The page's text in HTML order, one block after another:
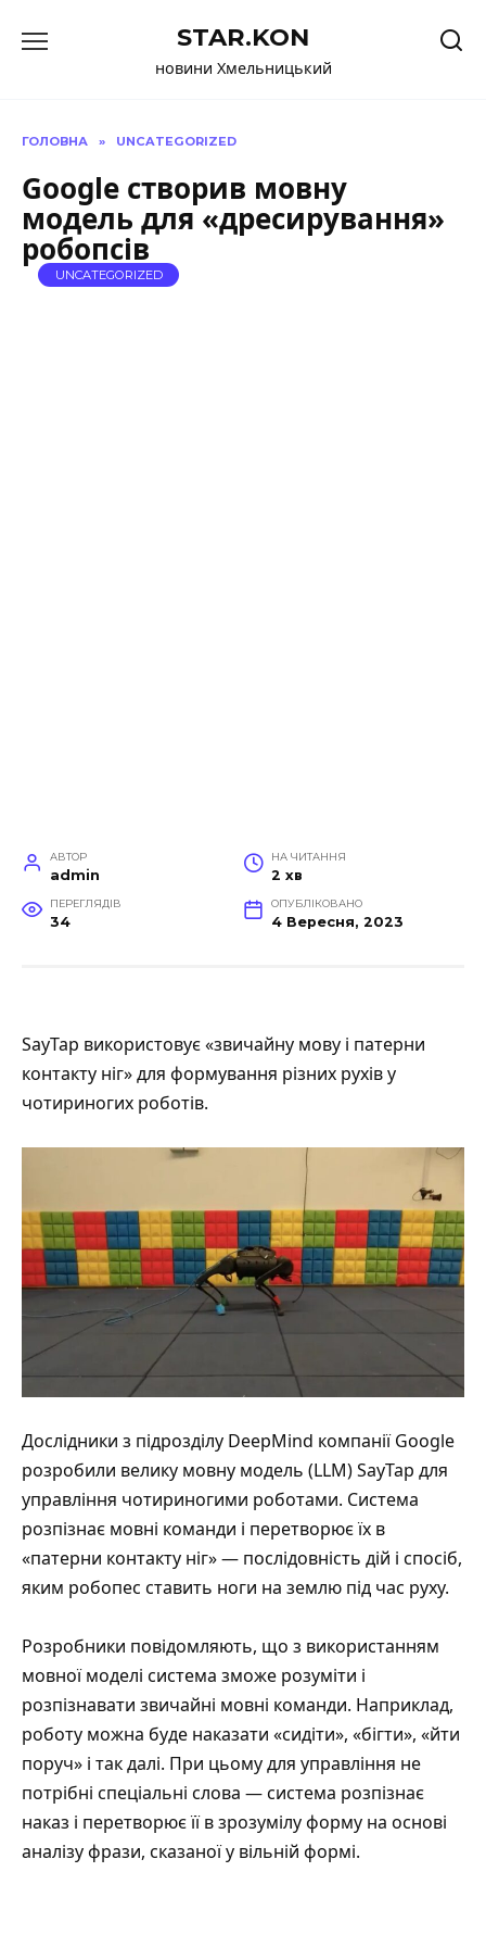
до
STAR.KON
новини Хмельницький
ГОЛОВНА » UNCATEGORIZED
Google створив мовну
модель для «дресирування»
робопсів
UNCATEGORIZED
АВТОР
admin
НА ЧИТАННЯ
2 хв
ПЕРЕГЛЯДІВ
34
ОПУБЛІКОВАНО
4 Вересня, 2023
SayTap використовує«звичайну мову і патерни
контакту ніг» для формування різних рухів у
чотириногих роботів.
Дослідники з підрозділу DeepMind компанії Google
розробили велику мовну модель (LLM) SayTap для
управління чотириногими роботами. Система
розпізнає мовні команди і перетворює їх в
«патерни контакту ніг» — послідовність дій і спосіб,
яким робопес ставить ноги на землю під час руху.
Розробники повідомляють, що з використанням
мовної моделі система зможе розуміти і
розпізнавати звичайні мовні команди. Наприклад,
роботу можна буде наказати «сидіти», «бігти», «йти
поруч» і так далі. При цьому для управління не
потрібні спеціальні слова — система розпізнає
наказ і перетворює її в зрозумілу форму на основі
аналізу фрази, сказаної у вільній формі.